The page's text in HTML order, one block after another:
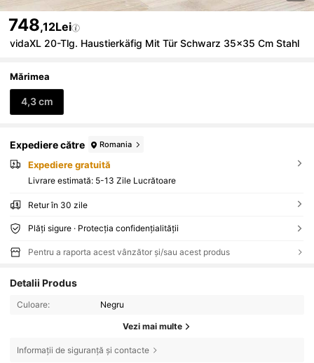
748,12Lei
vidaXL 20-Tlg. Haustierkäfig Mit Tür Schwarz 35x35 Cm Stahl
Mărimea
4,3 cm
Expediere către Romania
Expediere gratuită
Livrare estimată: 5-13 Zile Lucrătoare
Retur în 30 zile
Plăți sigure · Protecția confidențialității
Pentru a raporta acest vânzător și/sau acest produs
Detalii Produs
Culoare: Negru
Vezi mai multe
Informații de siguranță și contacte